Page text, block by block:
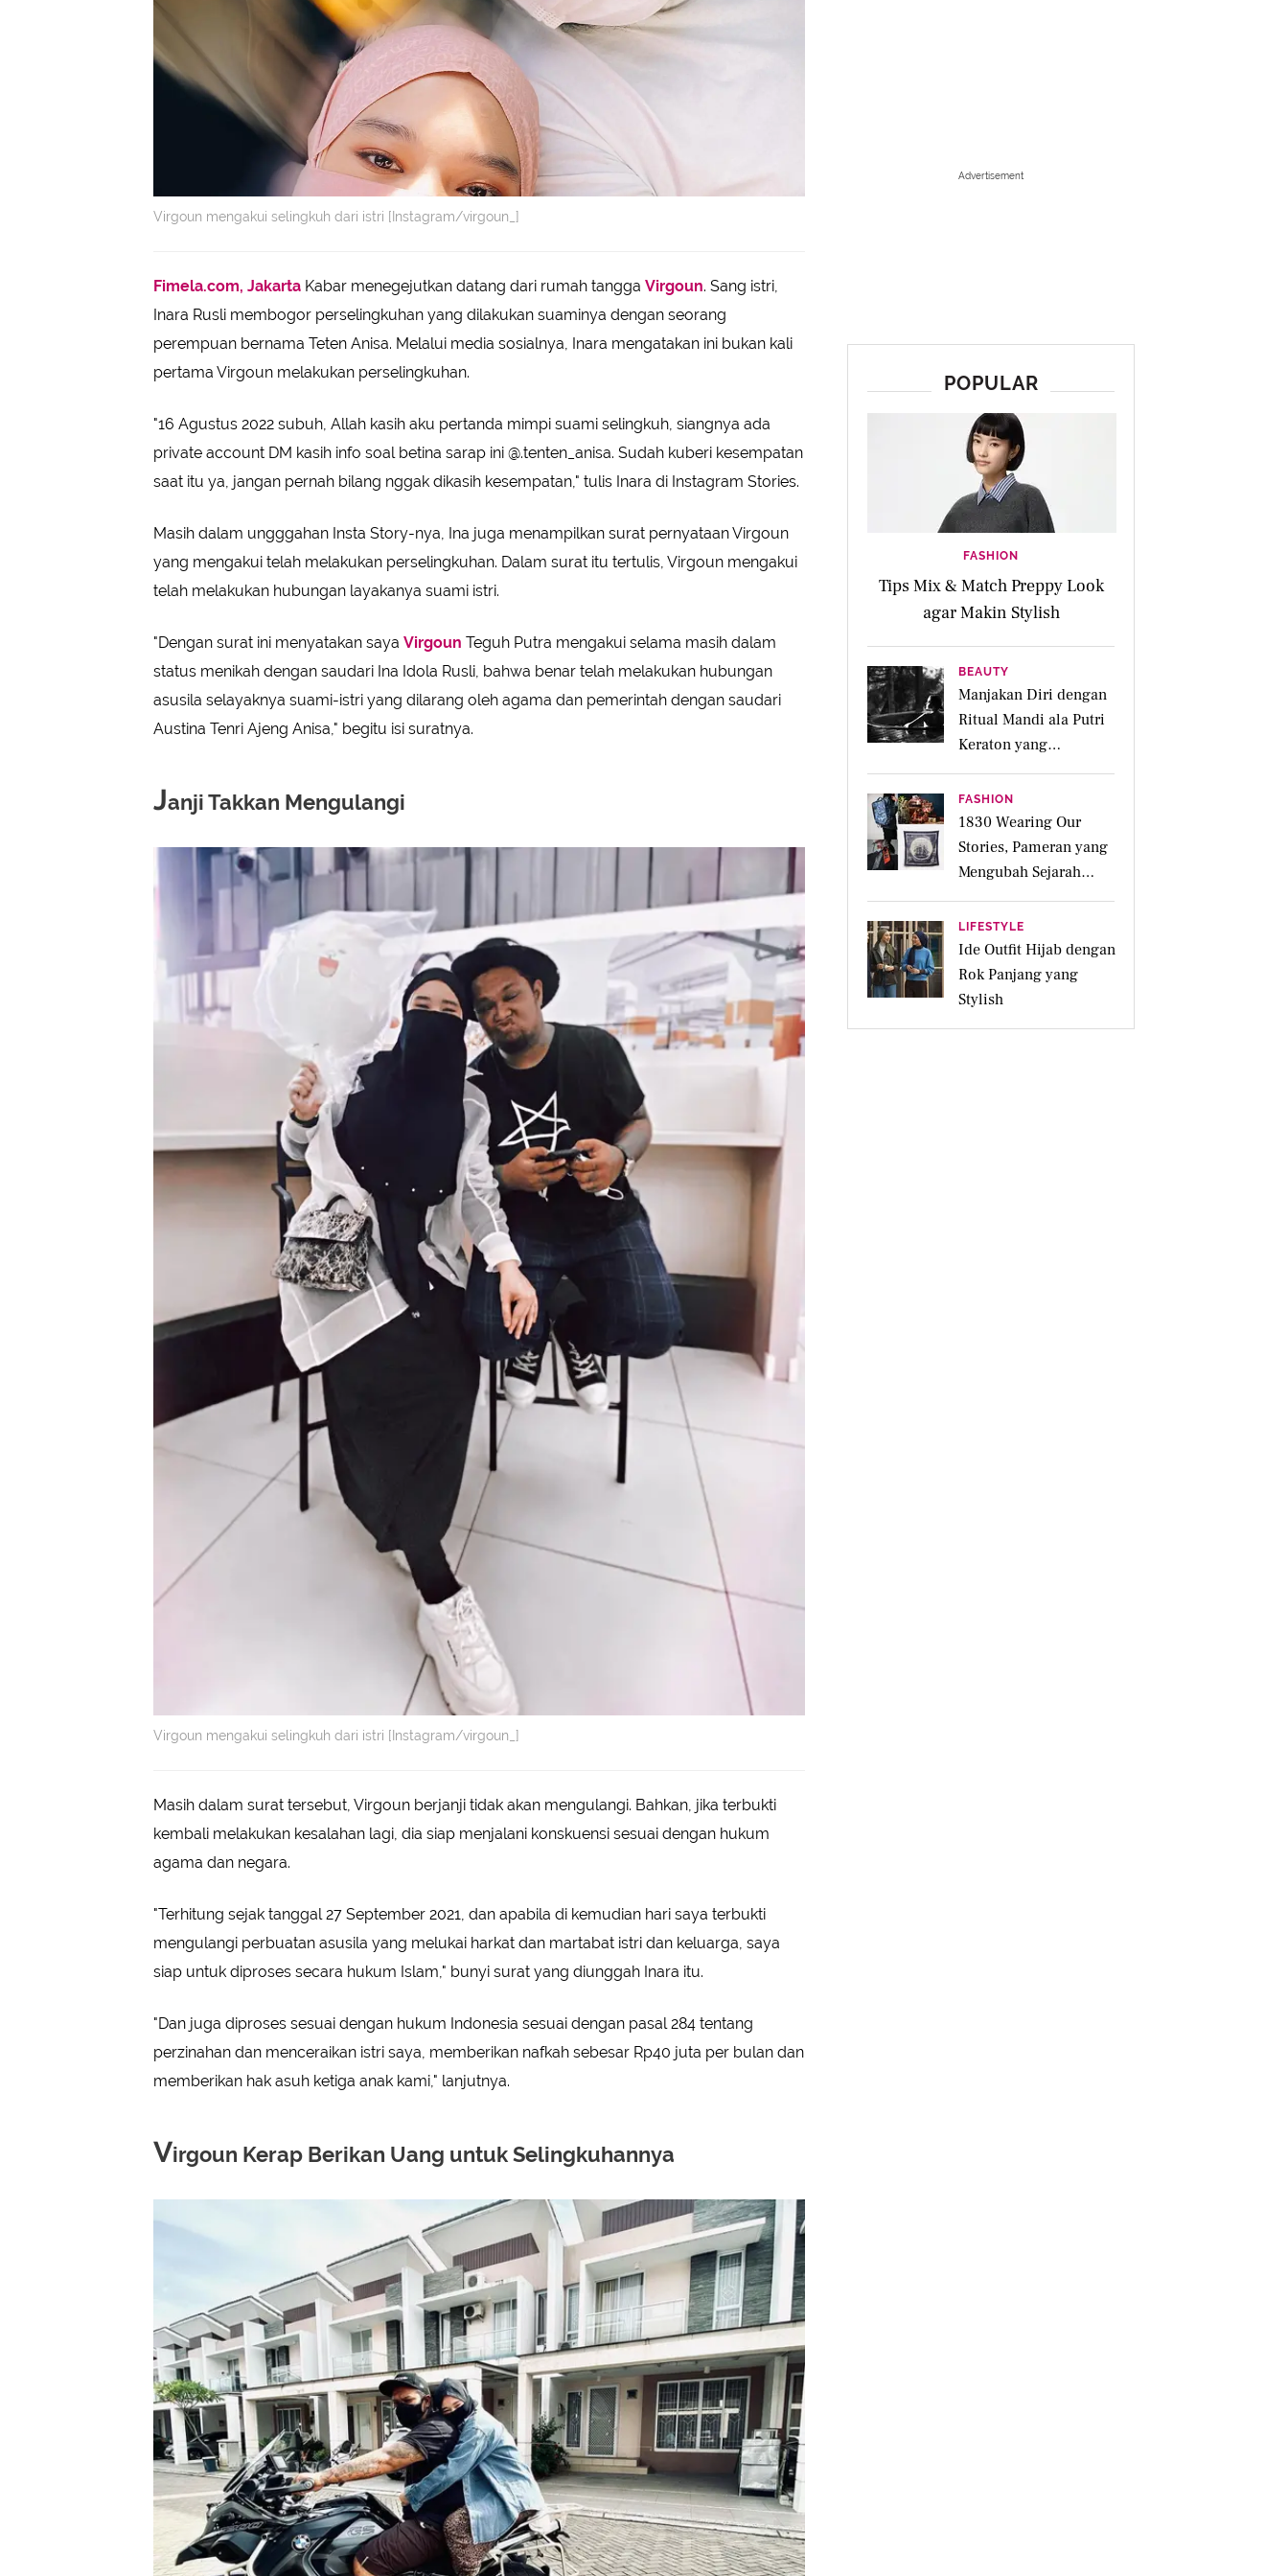
Virgoun mengakui selingkuh dari istri [Instagram/virgoun_]
Fimela.com, Jakarta Kabar menegejutkan datang dari rumah tangga Virgoun. Sang istri,
Inara Rusli membogor perselingkuhan yang dilakukan suaminya dengan seorang
perempuan bernama Teten Anisa. Melalui media sosialnya, Inara mengatakan ini bukan kali
pertama Virgoun melakukan perselingkuhan.
"16 Agustus 2022 subuh, Allah kasih aku pertanda mimpi suami selingkuh, siangnya ada
private account DM kasih info soal betina sarap ini @.tenten_anisa. Sudah kuberi kesempatan
saat itu ya, jangan pernah bilang nggak dikasih kesempatan," tulis Inara di Instagram Stories.
Masih dalam ungggahan Insta Story-nya, Ina juga menampilkan surat pernyataan Virgoun
yang mengakui telah melakukan perselingkuhan. Dalam surat itu tertulis, Virgoun mengakui
telah melakukan hubungan layakanya suami istri.
"Dengan surat ini menyatakan saya Virgoun Teguh Putra mengakui selama masih dalam
status menikah dengan saudari Ina Idola Rusli, bahwa benar telah melakukan hubungan
asusila selayaknya suami-istri yang dilarang oleh agama dan pemerintah dengan saudari
Austina Tenri Ajeng Anisa," begitu isi suratnya.
Janji Takkan Mengulangi
Virgoun mengakui selingkuh dari istri [Instagram/virgoun_]
Masih dalam surat tersebut, Virgoun berjanji tidak akan mengulangi. Bahkan, jika terbukti
kembali melakukan kesalahan lagi, dia siap menjalani konskuensi sesuai dengan hukum
agama dan negara.
"Terhitung sejak tanggal 27 September 2021, dan apabila di kemudian hari saya terbukti
mengulangi perbuatan asusila yang melukai harkat dan martabat istri dan keluarga, saya
siap untuk diproses secara hukum Islam," bunyi surat yang diunggah Inara itu.
"Dan juga diproses sesuai dengan hukum Indonesia sesuai dengan pasal 284 tentang
perzinahan dan menceraikan istri saya, memberikan nafkah sebesar Rp40 juta per bulan dan
memberikan hak asuh ketiga anak kami," lanjutnya.
Virgoun Kerap Berikan Uang untuk Selingkuhannya
Advertisement
POPULAR
FASHION
Tips Mix & Match Preppy Look
agar Makin Stylish
BEAUTY
Manjakan Diri dengan
Ritual Mandi ala Putri
Keraton yang
Menenangkan untuk
Jiwa dan Kulit Iritasi
FASHION
1830 Wearing Our
Stories, Pameran yang
Mengubah Sejarah
Menjadi Karya Pakai
LIFESTYLE
Ide Outfit Hijab dengan
Rok Panjang yang
Stylish